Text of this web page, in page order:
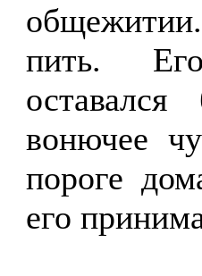
пить.
вонючее
пороге
его